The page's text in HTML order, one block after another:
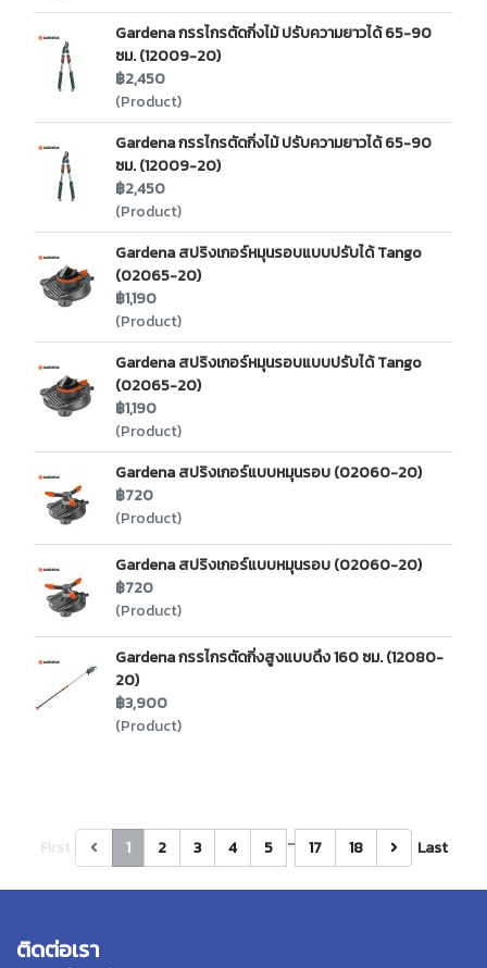
Gardena กรรไกรตัดกิ่งไม้ ปรับความยาวได้ 65-90
ซม. (12009-20)
฿2,450
(Product)
Gardena กรรไกรตัดกิ่งไม้ ปรับความยาวได้ 65-90
ซม. (12009-20)
฿2,450
(Product)
Gardena สปริงเกอร์หมุนรอบแบบปรับได้ Tango
(02065-20)
฿1,190
(Product)
Gardena สปริงเกอร์หมุนรอบแบบปรับได้ Tango
(02065-20)
฿1,190
(Product)
Gardena สปริงเกอร์แบบหมุนรอบ (02060-20)
฿720
(Product)
Gardena สปริงเกอร์แบบหมุนรอบ (02060-20)
฿720
(Product)
Gardena กรรไกรตัดกิ่งสูงแบบดึง 160 ซม. (12080-
20)
฿3,900
(Product)
1 2 3 4 5 … 17 18 Last
ติดต่อเรา